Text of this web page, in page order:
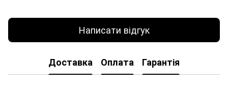
Написати відгук
Доставка Оплата Гарантія